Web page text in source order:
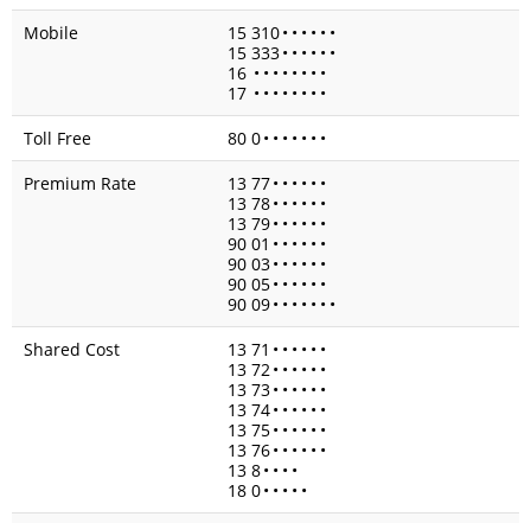
Mobile
15 310• • • • • •
15 333• • • • • •
16 • • • • • • • •
17 • • • • • • • •
Toll Free
80 0• • • • • • •
Premium Rate
13 77• • • • • •
13 78• • • • • •
13 79• • • • • •
90 01 • • • • • •
90 03• • • • • •
90 05• • • • • •
90 09• • • • • • •
Shared Cost
13 71 • • • • • •
13 72• • • • • •
13 73• • • • • •
13 74• • • • • •
13 75• • • • • •
13 76• • • • • •
13 8• • • •
18 0• • • • •